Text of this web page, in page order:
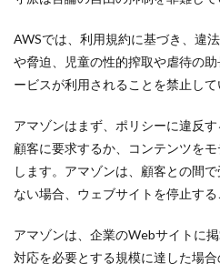
AWSでは、利用規約に基づき、違
や脅迫、児童の性的搾取や虐待の
ービスが利用されることを禁止して
アマゾンはまず、ポリシーに違反
顧客に要求するか、コンテンツを
します。アマゾンは、顧客との間
ない場合、ウェブサイトを停止する
アマゾンは、企業のWebサイトに
対応を必要とする規模に達した場